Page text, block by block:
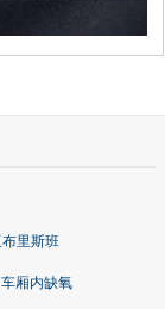
里斯班
厢内缺氧